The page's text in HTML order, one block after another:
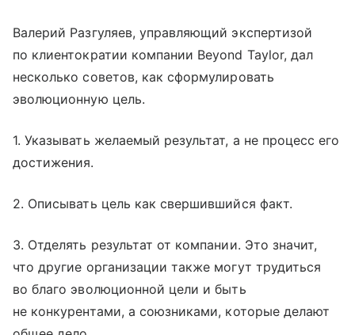
Валерий Разгуляев, управляющий экспертизой
по клиентократии компании Beyond Taylor, дал
несколько советов, как сформулировать
эволюционную цель.
1. Указывать желаемый результат, а не процесс его
достижения.
2. Описывать цель как свершившийся факт.
3. Отделять результат от компании. Это значит,
что другие организации также могут трудиться
во благо эволюционной цели и быть
не конкурентами, а союзниками, которые делают